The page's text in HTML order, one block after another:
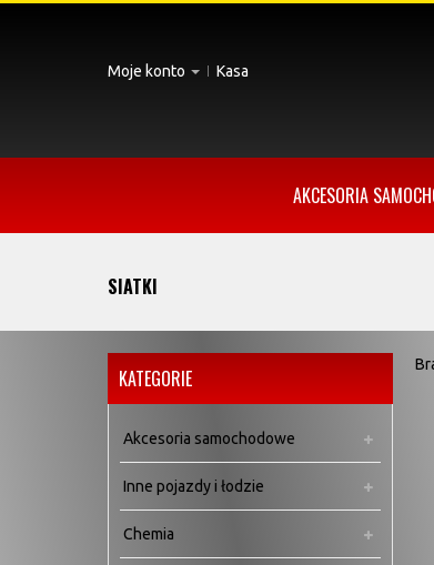
Moje konto Kasa
AKCESORIA
SIATKI
KATEGORIE
Akcesoria samochodowe
Inne pojazdy i łodzie
Chemia